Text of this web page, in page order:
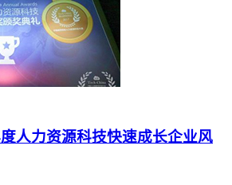
人力资源科技快速成长企业风